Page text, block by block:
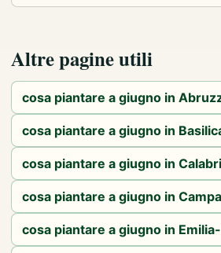
Altre pagine utili
cosa piantare a giugno in
cosa piantare a giugno in
cosa piantare a giugno in
cosa piantare a giugno in
cosa piantare a giugno in